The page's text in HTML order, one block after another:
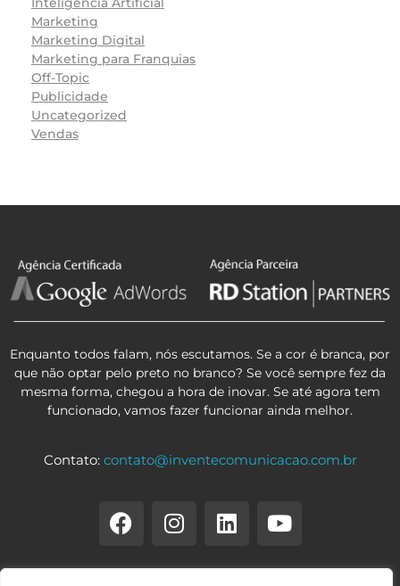
Marketing
Marketing Digital
Marketing para Franquias
Off-Topic
Publicidade
Uncategorized
Vendas
Enquanto todos falam, nós escutamos. Se a cor é branca, por
que não optar pelo preto no branco? Se você sempre fez da
mesma forma, chegou a hora de inovar. Se até agora tem
funcionado, vamos fazer funcionar ainda melhor.
Contato: contato@inventecomunicacao.com.br